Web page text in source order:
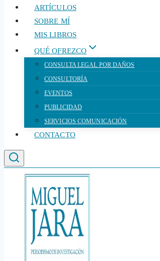
ARTÍCULOS
SOBRE MÍ
MIS LIBROS
QUÉ OFREZCO
CONSULTA LEGAL POR DAÑOS
CONSULTORÍA
EVENTOS
PUBLICIDAD
SERVICIOS COMUNICACIÓN
CONTACTO